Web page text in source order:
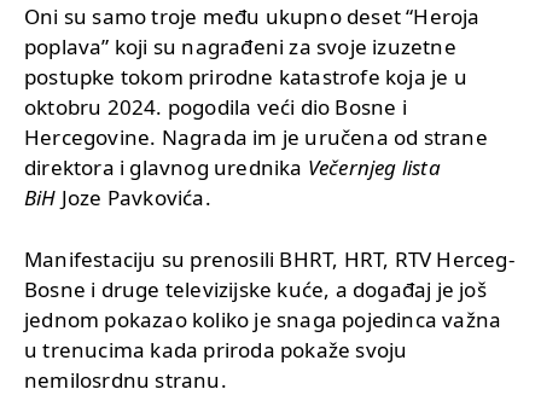
Oni su samo troje među ukupno deset “Heroja
poplava” koji su nagrađeni za svoje izuzetne
postupke tokom prirodne katastrofe koja je u
oktobru 2024. pogodila veći dio Bosne i
Hercegovine. Nagrada im je uručena od strane
direktora i glavnog urednika Večernjeg lista
BiH Joze Pavkovića.
Manifestaciju su prenosili BHRT, HRT, RTV Herceg-
Bosne i druge televizijske kuće, a događaj je još
jednom pokazao koliko je snaga pojedinca važna
u trenucima kada priroda pokaže svoju
nemilosrdnu stranu.